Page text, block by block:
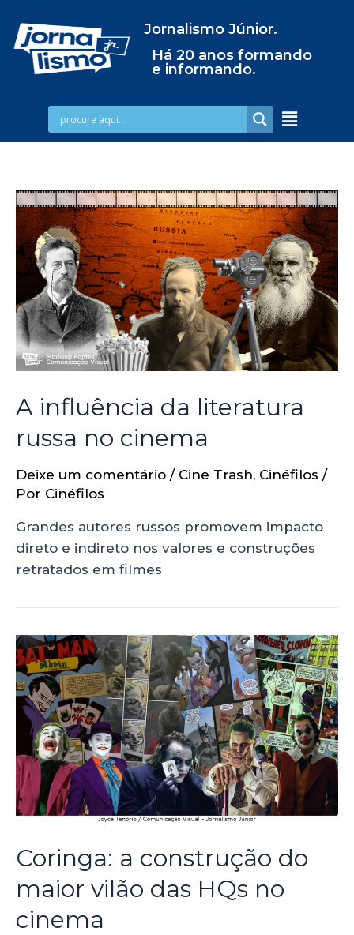
Jornalismo Júnior.
Há 20 anos formando
e informando.
A influência da literatura
russa no cinema
Deixe um comentário / Cine Trash, Cinéfilos /
Por Cinéfilos
Grandes autores russos promovem impacto
direto e indireto nos valores e construções
retratados em filmes
Coringa: a construção do
maior vilão das HQs no
cinema